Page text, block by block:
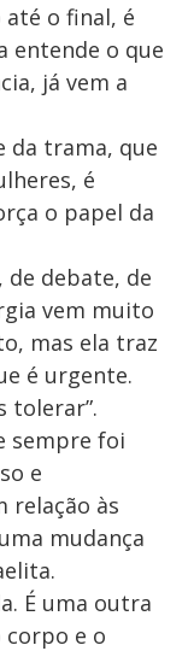
até o final, é
entende o que
já vem a
da trama, que
é
o papel da
de debate, de
vem muito
mas ela traz
é urgente.
tolerar”.
sempre foi
e
relação às
mudança
É uma outra
corpo e o